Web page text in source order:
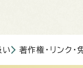
い 著作権・リンク・